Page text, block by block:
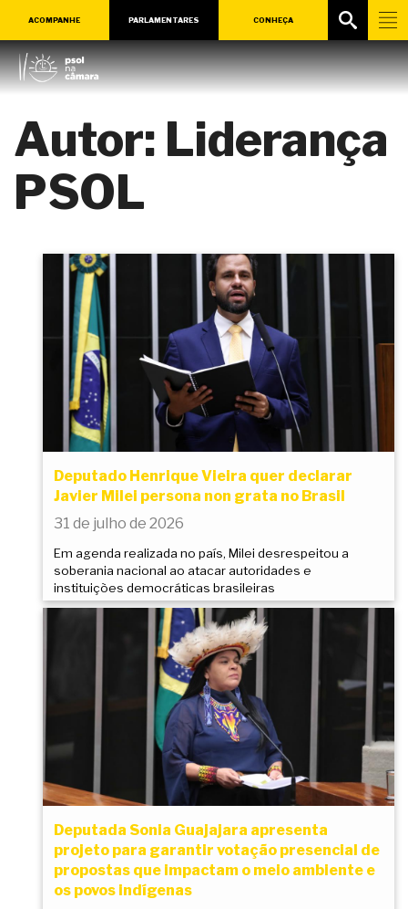
ACOMPANHE PARLAMENTARES CONHEÇA
Autor: Liderança
PSOL
Deputado Henrique Vieira quer declarar
Javier Milei persona non grata no Brasil
31 de julho de 2026
Em agenda realizada no país, Milei desrespeitou a
soberania nacional ao atacar autoridades e
instituições democráticas brasileiras
Deputada Sonia Guajajara apresenta
projeto para garantir votação presencial de
propostas que impactam o meio ambiente e
os povos indígenas